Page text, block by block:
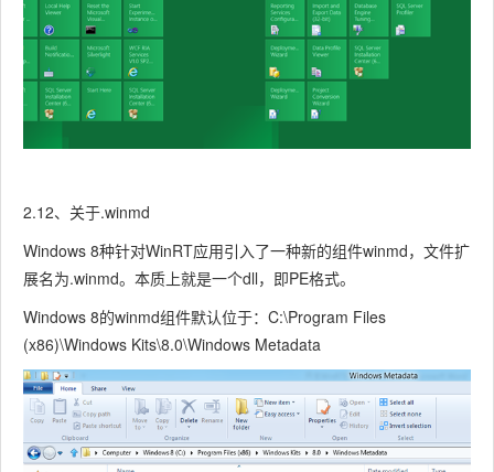
2.12、关于.winmd
Windows 8种针对WinRT应用引入了一种新的组件winmd，文件扩
展名为.winmd。本质上就是一个dll，即PE格式。
Windows 8的winmd组件默认位于：C:\Program Files
(x86)\Windows Kits\8.0\Windows Metadata